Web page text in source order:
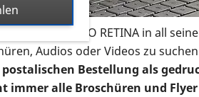
der PRO RETINA in all
Audios oder Videos zu
postalischen Bestellung als
immer alle Broschüren und